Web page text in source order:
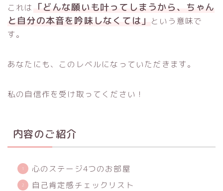
これは
「どんな願いも叶ってしまうから、ちゃん
と自分の本音を吟味しなくては」 という意味で
す。
あなたにも、このレベルになっていただきます。
私の自信作を受け取ってください！
内容のご紹介
心のステージ4つのお部屋
自己肯定感チェックリスト